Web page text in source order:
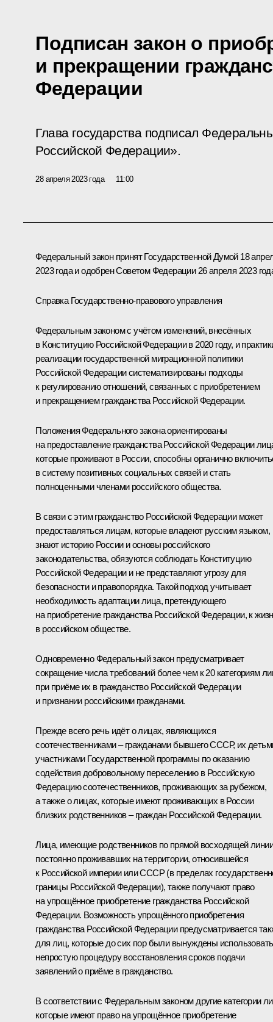
Подписан закон о
и прекращении
Федерации
Глава государства подписал
Российской Федерации».
28 апреля 2023 года 11:00
Федеральный закон принят Государственной Думой 18
2023 года и одобрен Советом Федерации 26 апреля 2023
Справка Государственно-правового управления
Федеральным законом с учётом изменений, внесённых
в Конституцию Российской Федерации в 2020 году, и
реализации государственной миграционной политики
Российской Федерации систематизированы подходы
к регулированию отношений, связанных с приобретением
и прекращением гражданства Российской Федерации.
Положения Федерального закона ориентированы
на предоставление гражданства Российской Федерации
которые проживают в России, способны органично
в систему позитивных социальных связей и стать
полноценными членами российского общества.
В связи с этим гражданство Российской Федерации может
предоставляться лицам, которые владеют русским языком,
знают историю России и основы российского
законодательства, обязуются соблюдать Конституцию
Российской Федерации и не представляют угрозу для
безопасности и правопорядка. Такой подход учитывает
необходимость адаптации лица, претендующего
на приобретение гражданства Российской Федерации, к
в российском обществе.
Одновременно Федеральный закон предусматривает
сокращение числа требований более чем к 20 категориям
при приёме их в гражданство Российской Федерации
и признании российскими гражданами.
Прежде всего речь идёт о лицах, являющихся
соотечественниками – гражданами бывшего СССР, их
участниками Государственной программы по оказанию
содействия добровольному переселению в Российскую
Федерацию соотечественников, проживающих за рубежом,
а также о лицах, которые имеют проживающих в России
близких родственников – граждан Российской Федерации.
Лица, имеющие родственников по прямой восходящей
постоянно проживавших на территории, относившейся
к Российской империи или СССР (в пределах
границы Российской Федерации), также получают право
на упрощённое приобретение гражданства Российской
Федерации. Возможность упрощённого приобретения
гражданства Российской Федерации предусматривается
для лиц, которые до сих пор были вынуждены использовать
непростую процедуру восстановления сроков подачи
заявлений о приёме в гражданство.
В соответствии с Федеральным законом другие категории
которые имеют право на упрощённое приобретение